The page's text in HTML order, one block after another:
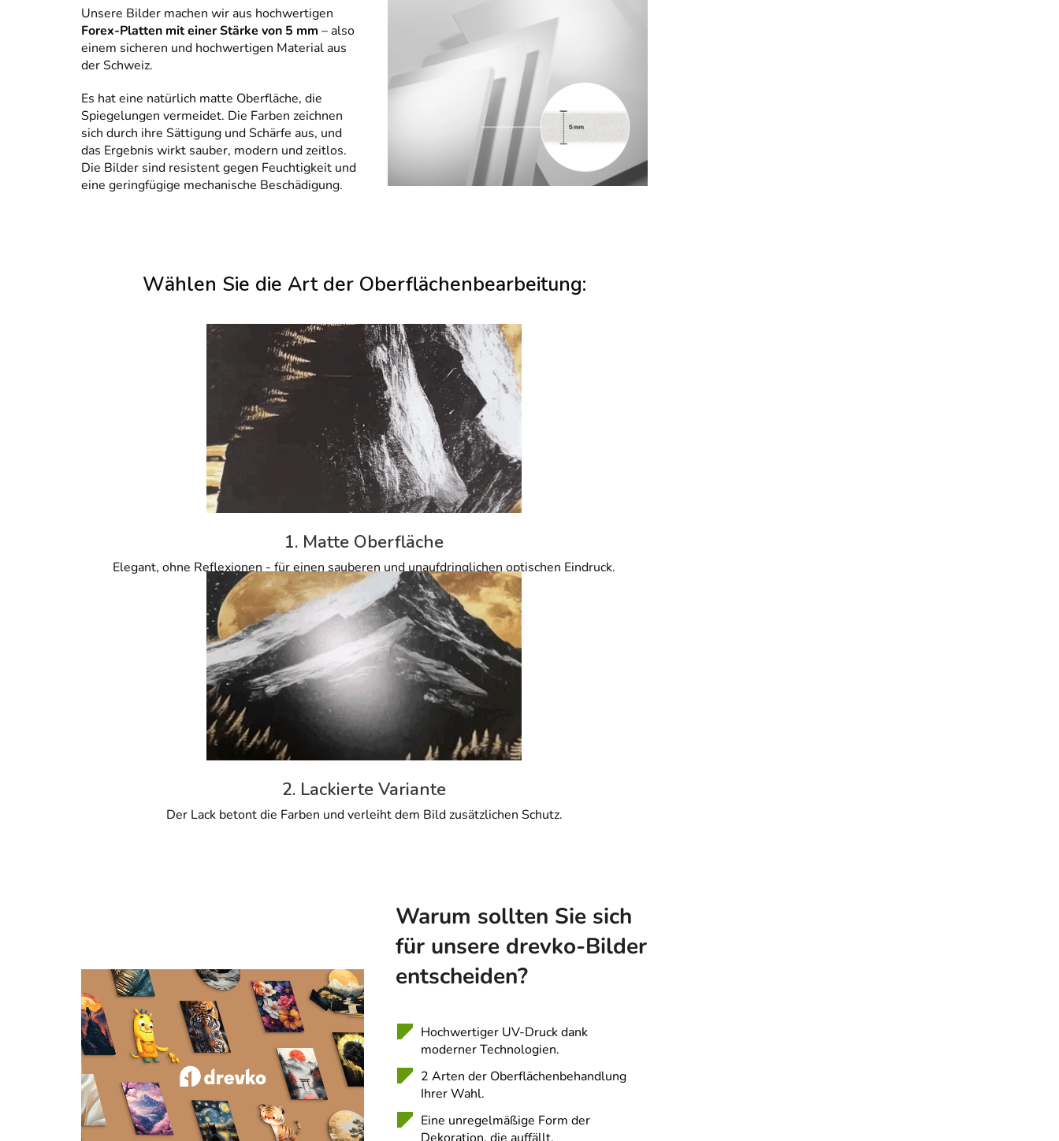
Unsere Bilder machen wir aus hochwertigen
Forex-Platten mit einer Stärke von 5 mm – also
einem sicheren und hochwertigen Material aus
der Schweiz.
Es hat eine natürlich matte Oberfläche, die
Spiegelungen vermeidet. Die Farben zeichnen
sich durch ihre Sättigung und Schärfe aus, und
das Ergebnis wirkt sauber, modern und zeitlos.
Die Bilder sind resistent gegen Feuchtigkeit und
eine geringfügige mechanische Beschädigung.
Wählen Sie die Art der Oberflächenbearbeitung:
1. Matte Oberfläche
Elegant, ohne Reflexionen - für einen sauberen und unaufdringlichen optischen Eindruck.
2. Lackierte Variante
Der Lack betont die Farben und verleiht dem Bild zusätzlichen Schutz.
Warum sollten Sie sich
für unsere drevko-Bilder
entscheiden?
Hochwertiger UV-Druck dank
moderner Technologien.
2 Arten der Oberflächenbehandlung
Ihrer Wahl.
Eine unregelmäßige Form der